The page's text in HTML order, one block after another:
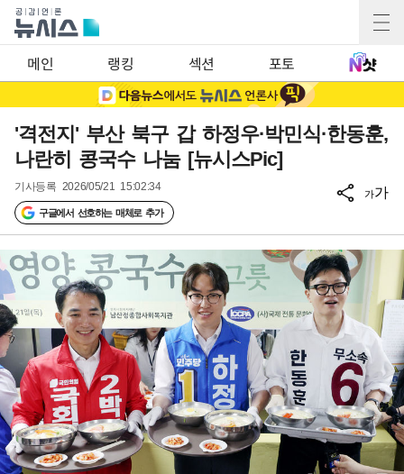
메인 랭킹 섹션 포토
'격전지' 부산 북구 갑 하정우·박민식·한동훈,
나란히 콩국수 나눔 [뉴시스Pic]
기사등록 2026/05/21 15:02:34
구글에서 선호하는 매체로 추가
가가